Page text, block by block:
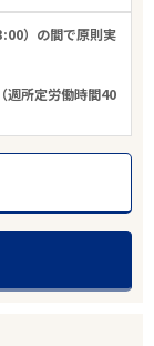
）の間で原則実
週所定労働時間40